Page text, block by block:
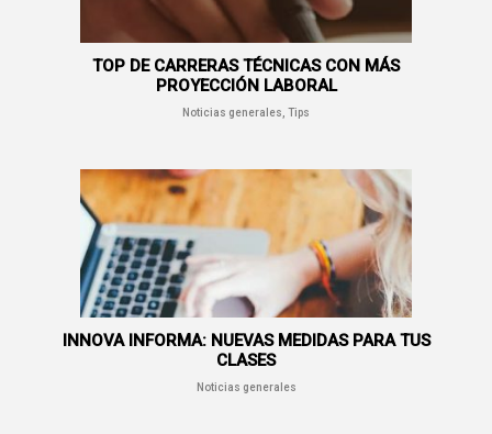
TOP DE CARRERAS TÉCNICAS CON MÁS
PROYECCIÓN LABORAL
Noticias generales, Tips
INNOVA INFORMA: NUEVAS MEDIDAS PARA TUS
CLASES
Noticias generales